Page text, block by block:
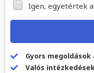
Igen, egyetértek
Gyors megoldások
Valós